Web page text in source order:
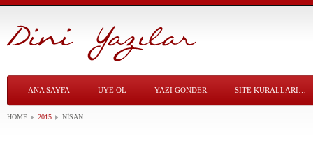
ANA SAYFA ÜYE OL YAZI GÖNDER SITE KURALLARI…
HOME 2015 NISAN